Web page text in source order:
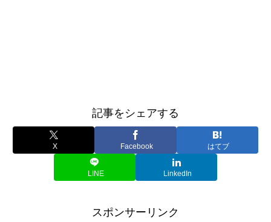
記事をシェアする
X Facebook はてブ
LINE LinkedIn
スポンサーリンク